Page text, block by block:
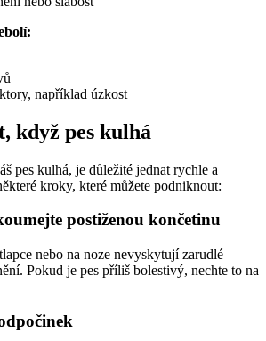
například úzkost
když pes kulhá
pes kulhá, je důležité jednat rychle a
kroky, které můžete podniknout:
postiženou končetinu
nebo na noze nevyskytují zarudlé
Pokud je pes příliš bolestivý, nechte to na